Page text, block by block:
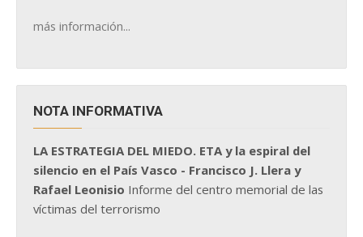
más información...
NOTA INFORMATIVA
LA ESTRATEGIA DEL MIEDO. ETA y la espiral del
silencio en el País Vasco - Francisco J. Llera y
Rafael Leonisio Informe del centro memorial de las
víctimas del terrorismo